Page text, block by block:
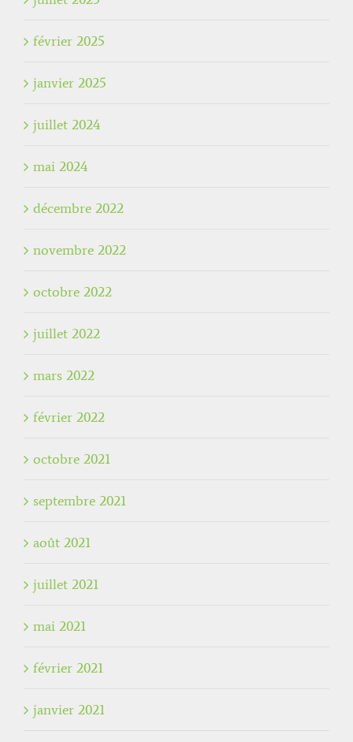
février 2025
janvier 2025
juillet 2024
mai 2024
décembre 2022
novembre 2022
octobre 2022
juillet 2022
mars 2022
février 2022
octobre 2021
septembre 2021
août 2021
juillet 2021
mai 2021
février 2021
janvier 2021